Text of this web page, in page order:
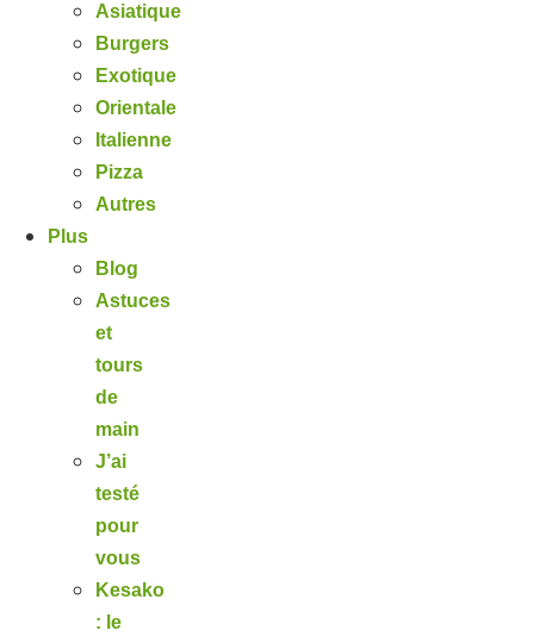
Asiatique
Burgers
Exotique
Orientale
Italienne
Pizza
Autres
Plus
Blog
Astuces
et
tours
de
main
J’ai
testé
pour
vous
Kesako
: le